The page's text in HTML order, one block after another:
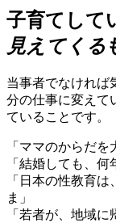
子育てして
見えてくる
当事者でなければ
分の仕事に変えて
ていることです。
「ママのからだ
「結婚しても、
「日本の性教育
ま」
「若者が、地域に